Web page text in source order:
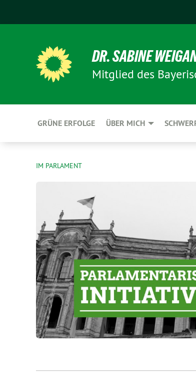
DR. SABINE
Mitglied des
GRÜNE ERFOLGE ÜBER MICH
IM PARLAMENT